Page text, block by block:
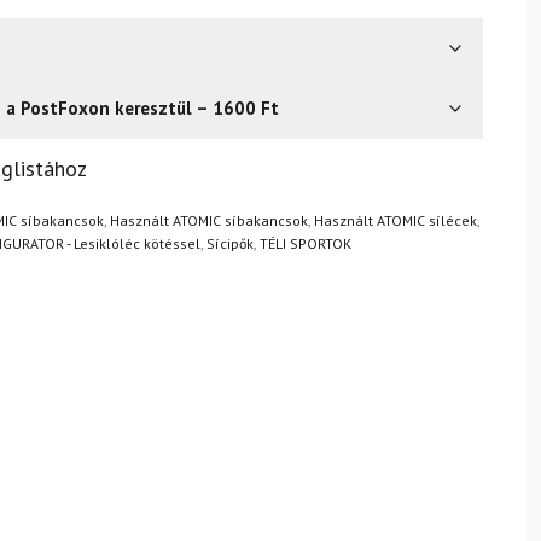
a PostFoxon keresztül – 1600 Ft
gond – a terméket egyszerűen visszaküldheti 14
síbakancsok, Használt ATOMIC síbakancsok, Használt ATOMIC sílécek,
- Lesiklóléc kötéssel Sícipők, TÉLI SPORTOK